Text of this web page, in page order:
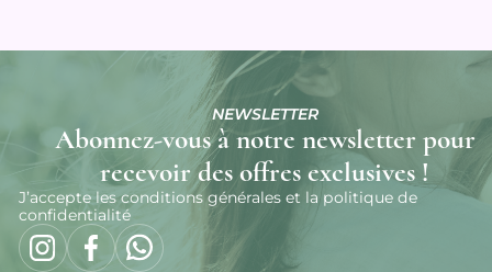
NEWSLETTER
Abonnez-vous à notre newsletter pour
recevoir des offres exclusives !
J’accepte les conditions générales et la politique de
confidentialité